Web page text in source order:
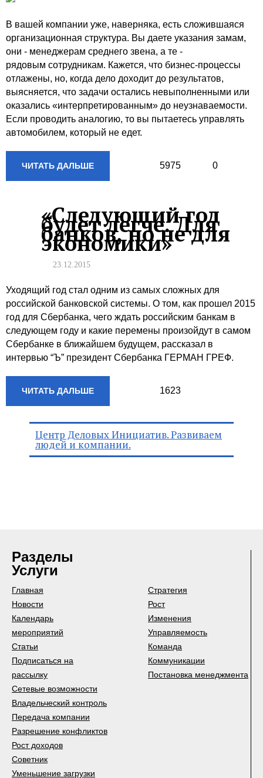
В вашей компании уже, наверняка, есть сложившаяся
организационная структура. Вы даете указания замам,
они - менеджерам среднего звена, а те -
рядовым сотрудникам. Кажется, что бизнес-процессы
отлажены, но, когда дело доходит до результатов,
выясняется, что задачи остались невыполненными или
оказались «интерпретированным» до неузнаваемости.
Если проводить аналогию, то вы пытаетесь управлять
автомобилем, который не едет.
ЧИТАТЬ ДАЛЬШЕ 5975 0
«Следующий год
будет легче. Для
банков, но не для
экономики»
23.12.2015
Уходящий год стал одним из самых сложных для
российской банковской системы. О том, как прошел 2015
год для Сбербанка, чего ждать российским банкам в
следующем году и какие перемены произойдут в самом
Сбербанке в ближайшем будущем, рассказал в
интервью “Ъ” президент Сбербанка ГЕРМАН ГРЕФ.
ЧИТАТЬ ДАЛЬШЕ 1623
Центр Деловых Инициатив. Развиваем
людей и компании.
Разделы
Услуги
Главная
Новости
Календарь
мероприятий
Статьи
Подписаться на
рассылку
Стратегия
Рост
Изменения
Управляемость
Команда
Коммуникации
Постановка менеджмента
Сетевые возможности
Владельческий контроль
Передача компании
Разрешение конфликтов
Рост доходов
Советник
Уменьшение загрузки